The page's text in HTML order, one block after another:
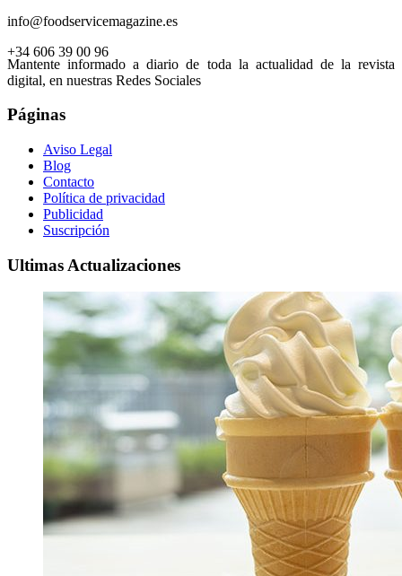
info@foodservicemagazine.es
+34 606 39 00 96
Mantente informado a diario de toda la actualidad de la revista
digital, en nuestras Redes Sociales
Páginas
Aviso Legal
Blog
Contacto
Política de privacidad
Publicidad
Suscripción
Ultimas Actualizaciones